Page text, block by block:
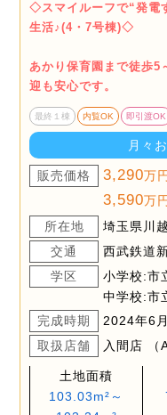
◇スマイルーフで“発電
生活♪(4・7号棟)◇
あかり保育園まで徒歩5
迎も安心です。
最終１棟 内覧OK 即引渡OK
月々
販売価格 3,290万
3,590万
所在地
埼玉県川
交通
西武鉄道
学区
小学校:市
中学校:市
完成時期
2024年6
取扱店舗
入間店 （
土地面積
103.03m²～